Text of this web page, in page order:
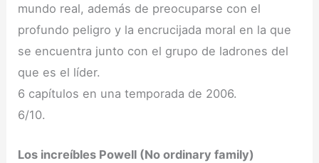
mundo real, además de preocuparse con el
profundo peligro y la encrucijada moral en la que
se encuentra junto con el grupo de ladrones del
que es el líder.
6 capítulos en una temporada de 2006.
6/10.
Los increíbles Powell (No ordinary family)